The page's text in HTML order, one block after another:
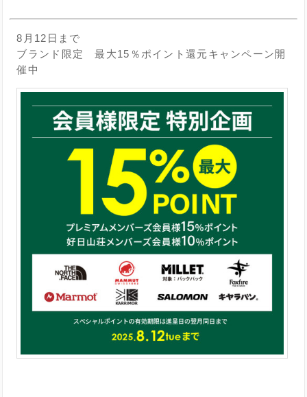
8月12日まで
ブランド限定 最大15％ポイント還元キャンペーン開
催中